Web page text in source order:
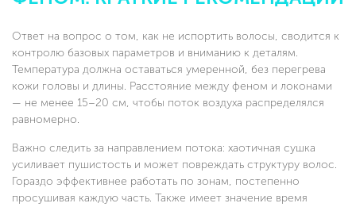
Ответ на вопрос о том, как не испортить волосы, сводится к
контролю базовых параметров и вниманию к деталям.
Температура должна оставаться умеренной, без перегрева
кожи головы и длины. Расстояние между феном и локонами
— не менее 15–20 см, чтобы поток воздуха распределялся
равномерно.
Важно следить за направлением потока: хаотичная сушка
усиливает пушистость и может повреждать структуру волос.
Гораздо эффективнее работать по зонам, постепенно
просушивая каждую часть. Также имеет значение время